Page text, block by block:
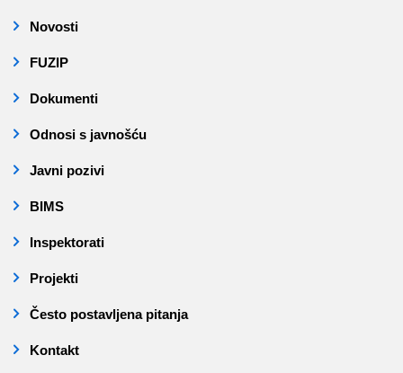
Novosti
FUZIP
Dokumenti
Odnosi s javnošću
Javni pozivi
BIMS
Inspektorati
Projekti
Često postavljena pitanja
Kontakt